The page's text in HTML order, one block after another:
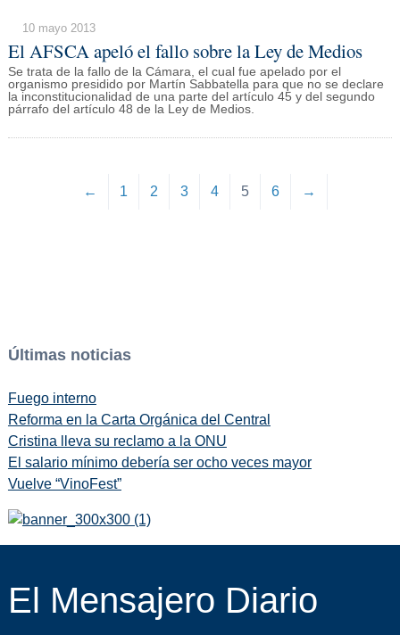
10 mayo 2013
El AFSCA apeló el fallo sobre la Ley de Medios
Se trata de la fallo de la Cámara, el cual fue apelado por el
organismo presidido por Martín Sabbatella para que no se declare
la inconstitucionalidad de una parte del artículo 45 y del segundo
párrafo del artículo 48 de la Ley de Medios.
← 1 2 3 4 5 6 →
Últimas noticias
Fuego interno
Reforma en la Carta Orgánica del Central
Cristina lleva su reclamo a la ONU
El salario mínimo debería ser ocho veces mayor
Vuelve “VinoFest”
El Mensajero Diario